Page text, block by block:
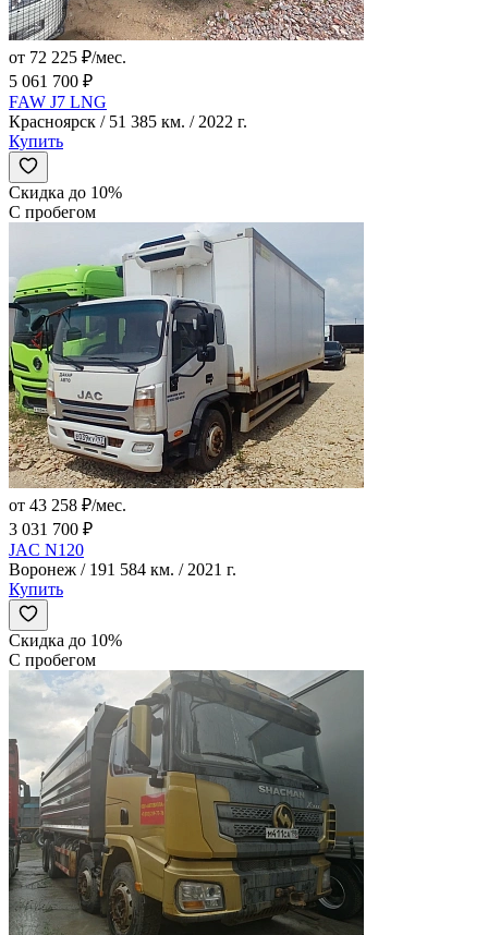
от 72 225 ₽/мес.
5 061 700 ₽
FAW J7 LNG
Красноярск / 51 385 км. / 2022 г.
Купить
Скидка до 10%
С пробегом
от 43 258 ₽/мес.
3 031 700 ₽
JAC N120
Воронеж / 191 584 км. / 2021 г.
Купить
Скидка до 10%
С пробегом